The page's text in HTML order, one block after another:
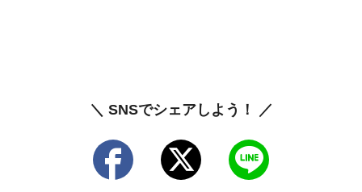
＼ SNSでシェアしよう！ ／